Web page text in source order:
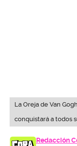
La Oreja de Van
conquistará a todos
Redacción